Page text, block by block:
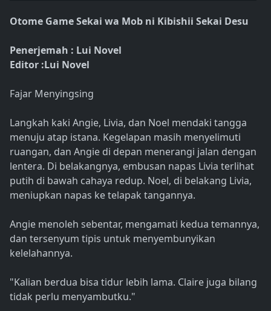
Otome Game Sekai wa Mob ni Kibishii Sekai Desu
Penerjemah : Lui Novel
Editor :Lui Novel
Fajar Menyingsing
Langkah kaki Angie, Livia, dan Noel mendaki tangga
menuju atap istana. Kegelapan masih menyelimuti
ruangan, dan Angie di depan menerangi jalan dengan
lentera. Di belakangnya, embusan napas Livia terlihat
putih di bawah cahaya redup. Noel, di belakang Livia,
meniupkan napas ke telapak tangannya.
Angie menoleh sebentar, mengamati kedua temannya,
dan tersenyum tipis untuk menyembunyikan
kelelahannya.
"Kalian berdua bisa tidur lebih lama. Claire juga bilang
tidak perlu menyambutku."